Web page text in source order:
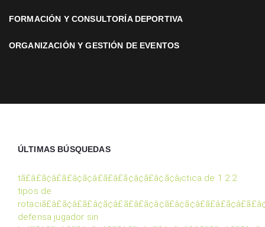
FORMACIÓN Y CONSULTORÍA DEPORTIVA
ORGANIZACIÓN Y GESTIÓN DE EVENTOS
ÚLTIMAS BÚSQUEDAS
tã£â£ã¢â£ã£â¢ã¢â£ã£â£ã¢â¢ã£â¢ã¢â¡ctica de 1 2 2
tipos de
defensa jugador sin